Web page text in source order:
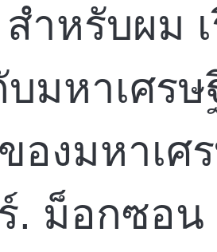
ำหรับผม
บมหาเศร
องมหาเศ
. ม็อกซอ